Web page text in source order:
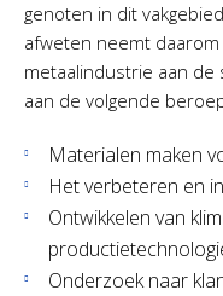
genoten in dit
afweten neemt
metaalindustrie aan de
aan de volgende
Materialen maken
Het verbeteren en
Ontwikkelen van
Onderzoek naar